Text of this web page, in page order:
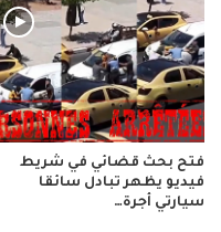
فتح بحث قضائي في شريط
فيديو يظهر تبادل سائقا
سيارتي أجرة…